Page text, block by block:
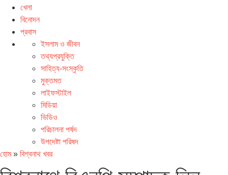
খেলা
বিনোদন
প্রবাস
ইসলাম ও জীবন
তথ্যপ্রযুক্তি
সাহিত্য-সংস্কৃতি
মুক্তমত
লাইফস্টাইল
মিডিয়া
ভিডিও
পরিচালনা পর্ষদ
উপদেষ্টা পরিষদ
হোম» বিশ্বনাথ খবর